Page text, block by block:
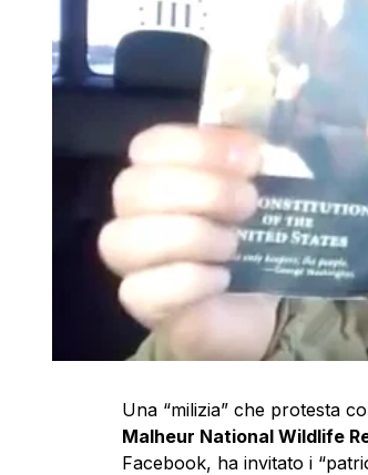
Una “milizia” che protesta
Malheur National Wildlife
Facebook, ha invitato i